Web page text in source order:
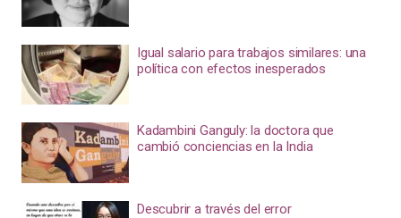
Igual salario para trabajos similares: una
política con efectos inesperados
Kadambini Ganguly: la doctora que
cambió conciencias en la India
Descubrir a través del error